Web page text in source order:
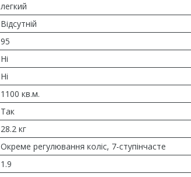
легкий
Відсутній
95
Ні
Ні
1100 кв.м.
Так
28.2 кг
Окреме регулювання коліс, 7-ступінчасте
1.9